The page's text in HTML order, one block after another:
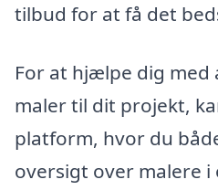
tilbud for at få det
For at hjælpe dig
maler til dit projekt,
platform, hvor du
oversigt over malere